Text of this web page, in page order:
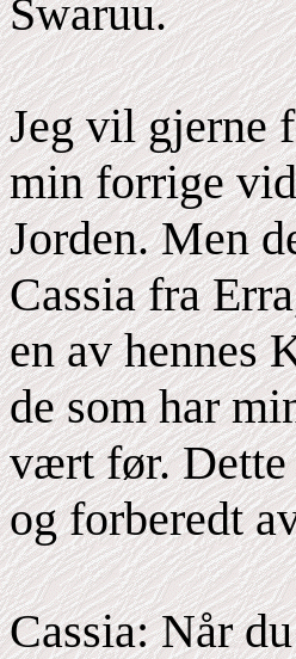
Swaruu.
Jeg vil gjerne
min forrige
Jorden. Men
Cassia fra
en av hennes
de som har
vært før. Dette
og forberedt
Cassia: Når